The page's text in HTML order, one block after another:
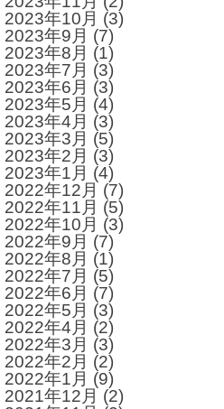
2023年10月 (3)
2023年9月 (7)
2023年8月 (1)
2023年7月 (3)
2023年6月 (3)
2023年5月 (4)
2023年4月 (3)
2023年3月 (5)
2023年2月 (3)
2023年1月 (4)
2022年12月 (7)
2022年11月 (5)
2022年10月 (3)
2022年9月 (7)
2022年8月 (1)
2022年7月 (5)
2022年6月 (7)
2022年5月 (3)
2022年4月 (2)
2022年3月 (3)
2022年2月 (2)
2022年1月 (9)
2021年12月 (2)